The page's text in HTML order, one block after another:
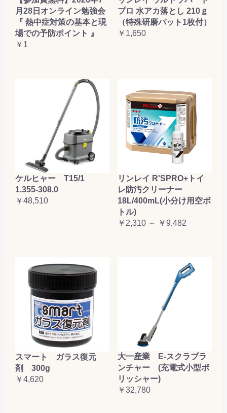
月28日オンライン勉強会
『 熱中症対策の基本と現
場での予防ポイント 』
￥1
プロ 水アカ落とし 210ｇ
（特殊研磨パット1枚付）
￥1,650
ケルヒャー T15/1
1.355-308.0
￥48,510
リンレイ R'SPRO+トイ
レ防汚クリーナー
18L/400mL(小分け用空ボ
トル)
￥2,310 ～ ￥9,482
スマート ガラス復元
剤 300g
￥4,620
大一産業 E-スクラブラ
ンチャー (充電式小型ポ
リッシャー)
￥32,780